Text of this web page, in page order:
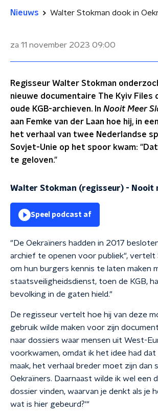
Nieuws
za 11 november 2023 09:00
Regisseur Walter Stokman
nieuwe documentaire The Kyiv Files
oude KGB-archieven. In Nooit Meer
aan Femke van der Laan hoe hij, in
het verhaal van twee Nederlandse
Sovjet-Unie op het spoor kwam:
te geloven."
Walter Stokman (regisseur) - Nooit
Speel podcast af
"De Oekraïners hadden in 2017
archief te openen voor publiek", vertelt
om hun burgers kennis te laten maken
staatsveiligheidsdienst, toen de KGB,
bevolking in de gaten hield."
De regisseur vertelt hoe hij van deze
gebruik wilde maken voor zijn
naar dossiers waar mensen uit West-
voorkwamen, omdat ik het idee had dat
maak, het verhaal breder moet zijn dan
Oekraïners. Daarnaast wilde ik wel een
dossier vinden, waarvan je denkt als je
wat is hier gebeurd?'"